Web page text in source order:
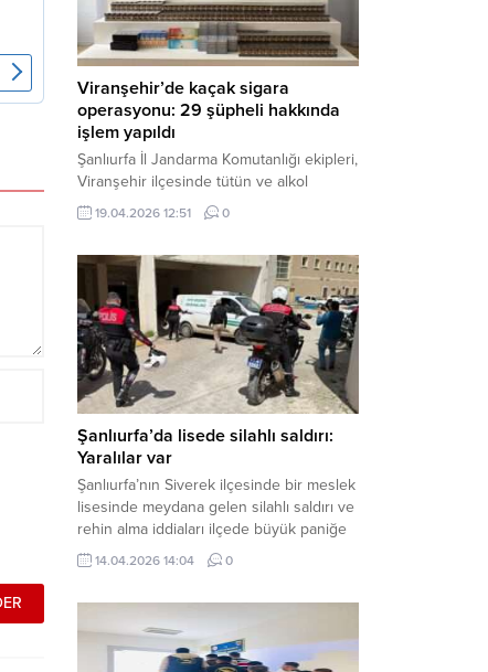
tarafından “Narkotik Suçlarla...
Viranşehir’de kaçak sigara
operasyonu: 29 şüpheli hakkında
işlem yapıldı
Şanlıurfa İl Jandarma Komutanlığı ekipleri,
Viranşehir ilçesinde tütün ve alkol
kaçakçılığına yönelik yürüttüğü kapsamlı
çalışmalar neticesinde binlerce paket
Operasyon kapsamında çok sayıda şahıs
hakkında adli süreç başlatıldı. Haber
Merkezi – Şanlıurfa Valiliği bünyesinde İl
Jandarma Komutanlığı tarafından
gerçekleştirilen “Tütün ve Alkol
Kaçakçılarına Yönelik Çalışmalar” tüm...
19.04.2026 12:51 0
Şanlıurfa’da lisede silahlı saldırı:
Yaralılar var
Şanlıurfa’nın Siverek ilçesinde bir meslek
lisesinde meydana gelen silahlı saldırı ve
rehin alma iddiaları ilçede büyük paniğe
neden oldu. Olay yerine çok sayıda özel
harekat polisi ve sağlık ekibi sevk
çalışmaları devam ediyor. Haber Merkezi
– Siverek ilçesi Hasan Çelebi
Mahallesi’nde bulunan Ahmet Koyuncu
14.04.2026 14:04 0